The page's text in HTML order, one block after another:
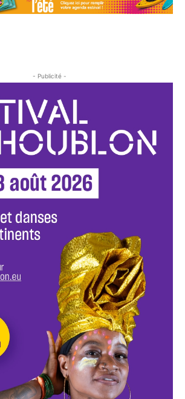
- Publicité -